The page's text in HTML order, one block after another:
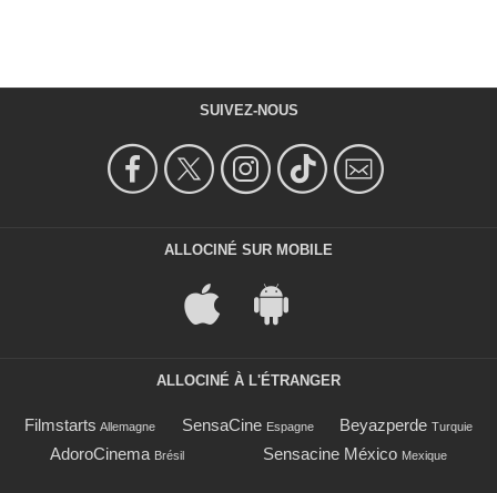
SUIVEZ-NOUS
ALLOCINÉ SUR MOBILE
ALLOCINÉ À L'ÉTRANGER
Filmstarts Allemagne SensaCine Espagne Beyazperde Turquie
AdoroCinema Brésil Sensacine México Mexique